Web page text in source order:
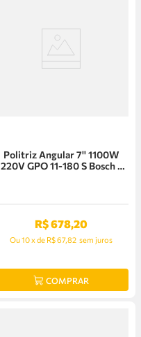
Politriz Angular 7'' 1100W
220V GPO 11-180 S Bosch -
R$678,20
Ou10xde R$ 67,82 sem juros
COMPRAR